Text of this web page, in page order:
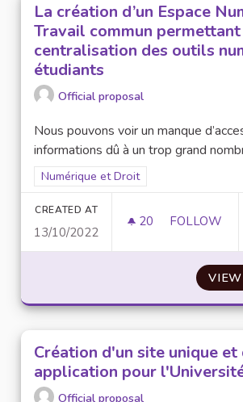
La création d’un Espace
Travail commun
centralisation des outils
étudiants
Official proposal
Nous pouvons voir un manque
informations dû à un trop grand
Filter results for scope: Numérique et
Numérique et Droit
CREATED AT
13/10/2022
20 20
FOLLOW
Création d'un site unique et
application pour
Official proposal